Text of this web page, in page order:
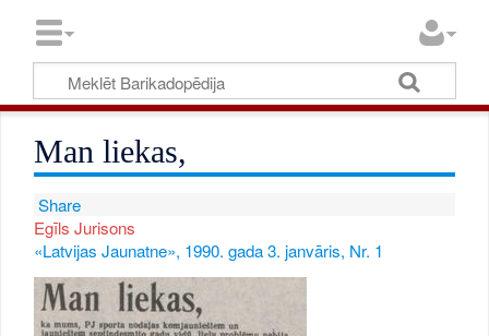
Man liekas,
Share
Egīls Jurisons
«Latvijas Jaunatne», 1990. gada 3. janvāris, Nr. 1